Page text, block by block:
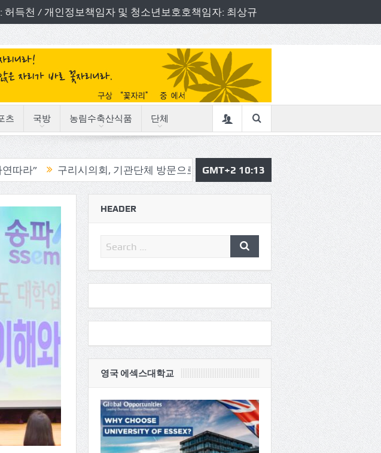
득천 / 개인정보책임자 및 청소년보호호책임자: 최상규
츠 국방 농림수축산식품 단체
구리시의회, 기관단체 방문으로 소통의정 시작 삼육중 4-H 환경동아리, 구리시청
GMT+2 10:13
HEADER
영국 에섹스대학교